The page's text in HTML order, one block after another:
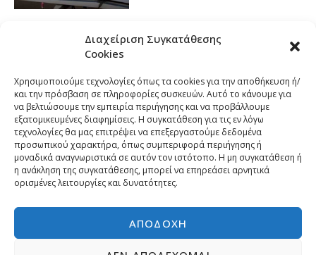
Διαχείριση Συγκατάθεσης
Cookies
Χρησιμοποιούμε τεχνολογίες όπως τα cookies για την αποθήκευση ή/
και την πρόσβαση σε πληροφορίες συσκευών. Αυτό το κάνουμε για
να βελτιώσουμε την εμπειρία περιήγησης και να προβάλλουμε
εξατομικευμένες διαφημίσεις. Η συγκατάθεση για τις εν λόγω
τεχνολογίες θα μας επιτρέψει να επεξεργαστούμε δεδομένα
προσωπικού χαρακτήρα, όπως συμπεριφορά περιήγησης ή
μοναδικά αναγνωριστικά σε αυτόν τον ιστότοπο. Η μη συγκατάθεση ή
η ανάκληση της συγκατάθεσης, μπορεί να επηρεάσει αρνητικά
ορισμένες λειτουργίες και δυνατότητες.
ΑΠΟΔΟΧΉ